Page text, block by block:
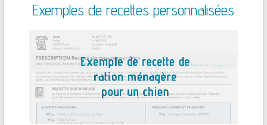
Exemples de recettes personnalisées